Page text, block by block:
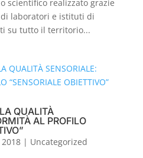
scientifico realizzato grazie
laboratori e istituti di
su tutto il territorio...
QUALITÀ
AL PROFILO
| Uncategorized